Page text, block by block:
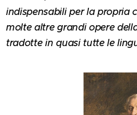
indispensabili per la propria
molte altre grandi opere
tradotte in quasi tutte le